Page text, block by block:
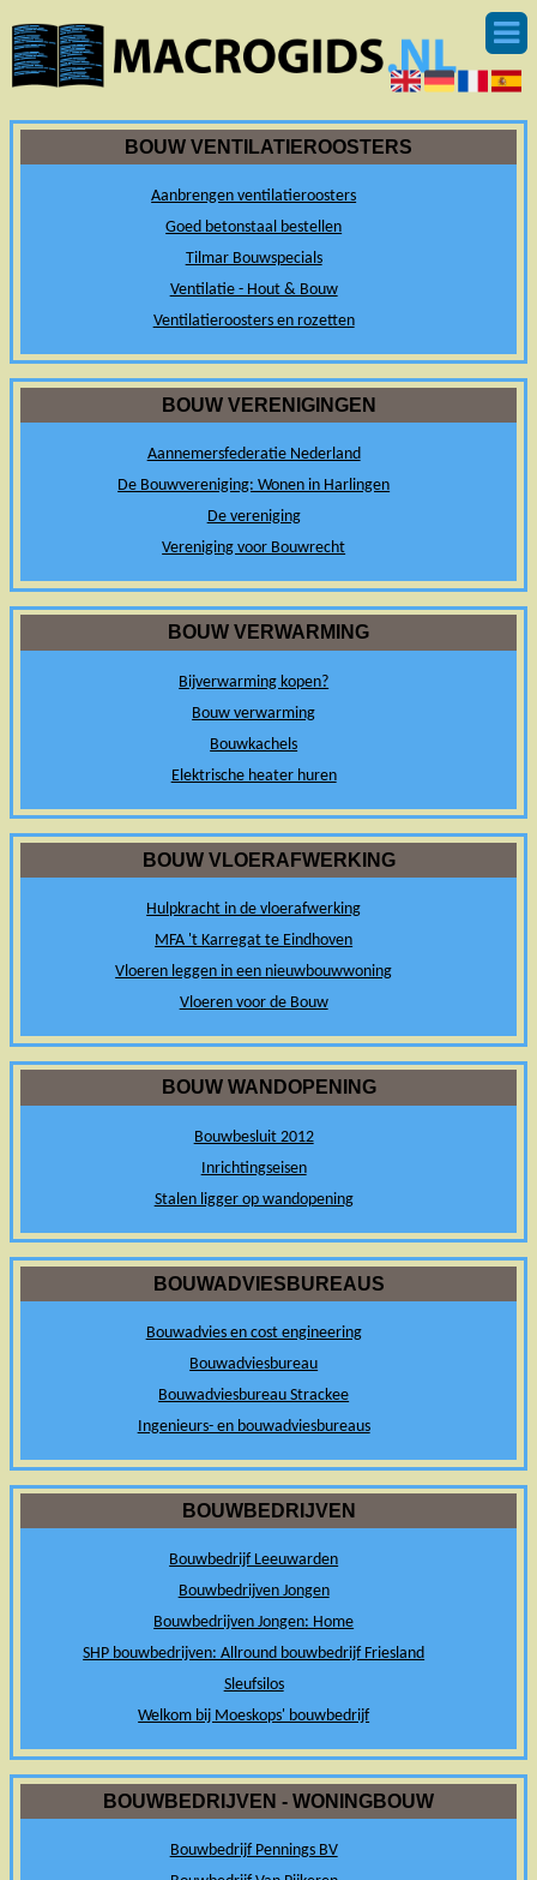
BOUW VENTILATIEROOSTERS
Aanbrengen ventilatieroosters
Goed betonstaal bestellen
Tilmar Bouwspecials
Ventilatie - Hout & Bouw
Ventilatieroosters en rozetten
BOUW VERENIGINGEN
Aannemersfederatie Nederland
De Bouwvereniging: Wonen in Harlingen
De vereniging
Vereniging voor Bouwrecht
BOUW VERWARMING
Bijverwarming kopen?
Bouw verwarming
Bouwkachels
Elektrische heater huren
BOUW VLOERAFWERKING
Hulpkracht in de vloerafwerking
MFA 't Karregat te Eindhoven
Vloeren leggen in een nieuwbouwwoning
Vloeren voor de Bouw
BOUW WANDOPENING
Bouwbesluit 2012
Inrichtingseisen
Stalen ligger op wandopening
BOUWADVIESBUREAUS
Bouwadvies en cost engineering
Bouwadviesbureau
Bouwadviesbureau Strackee
Ingenieurs- en bouwadviesbureaus
BOUWBEDRIJVEN
Bouwbedrijf Leeuwarden
Bouwbedrijven Jongen
Bouwbedrijven Jongen: Home
SHP bouwbedrijven: Allround bouwbedrijf Friesland
Sleufsilos
Welkom bij Moeskops' bouwbedrijf
BOUWBEDRIJVEN - WONINGBOUW
Bouwbedrijf Pennings BV